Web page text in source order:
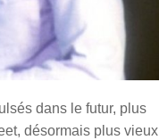
dans le futur, plus
désormais plus vieux